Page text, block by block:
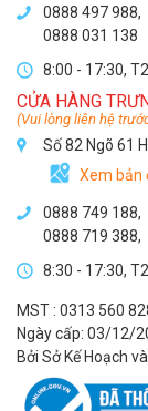
0888 497 988,
0888 031 138
8:00 - 17:30,
CỬA HÀNG
(Vui lòng liên hệ
Số 82 Ngõ 61
Xem bản
0888 749 188,
0888 719 388,
8:30 - 17:30,
MST : 0313 560
Ngày cấp: 03/12/
Bởi Sở Kế Hoạch